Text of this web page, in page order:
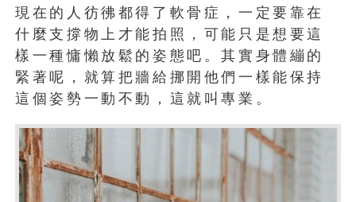
現在的人彷彿都得了軟骨症，一定要靠在
什麼支撐物上才能拍照，可能只是想要這
樣一種慵懶放鬆的姿態吧。其實身體繃的
緊著呢，就算把牆給挪開他們一樣能保持
這個姿勢一動不動，這就叫專業。